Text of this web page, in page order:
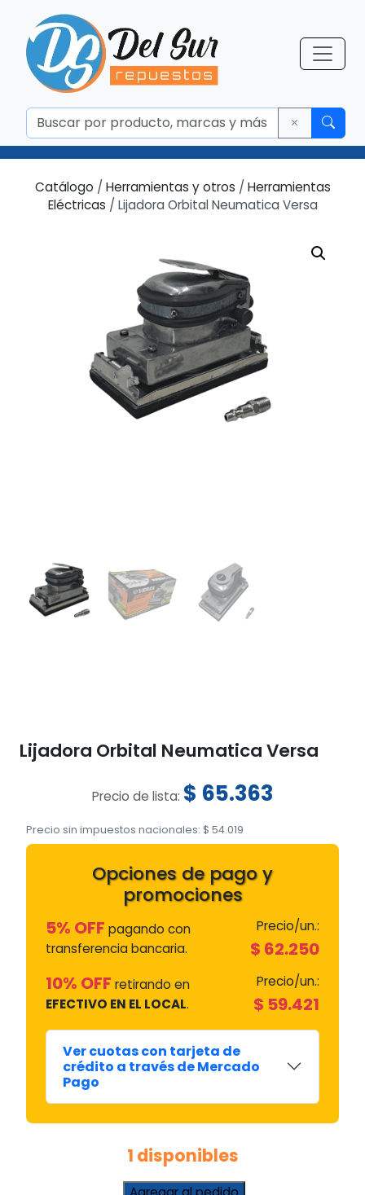
Catálogo / Herramientas y otros / Herramientas
Eléctricas / Lijadora Orbital Neumatica Versa
Lijadora Orbital Neumatica Versa
Precio de lista: $ 65.363
Precio sin impuestos nacionales: $ 54.019
Opciones de pago y
promociones
5% OFF pagando con
transferencia bancaria.
Precio/un.:
$ 62.250
10% OFF retirando en
EFECTIVO EN EL LOCAL.
Precio/un.:
$ 59.421
Ver cuotas con tarjeta de
crédito a través de Mercado
Pago
1 disponibles
Lijadora